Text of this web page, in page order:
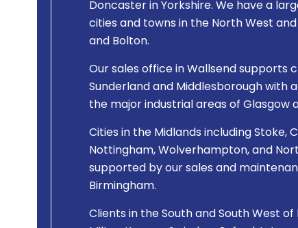
Doncaster in Yorkshire. We have a
cities and towns in the North West
and Bolton.
Our sales office in Wallsend supports
Sunderland and Middlesborough with
the major industrial areas of Glasgow
Cities in the Midlands including Stoke,
Nottingham, Wolverhampton, and
supported by our sales and
Birmingham.
Clients in the South and South West of